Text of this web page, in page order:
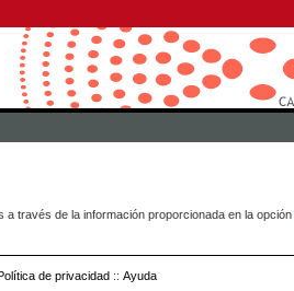
través de la información proporcionada en la opción
Política de privacidad :: Ayuda